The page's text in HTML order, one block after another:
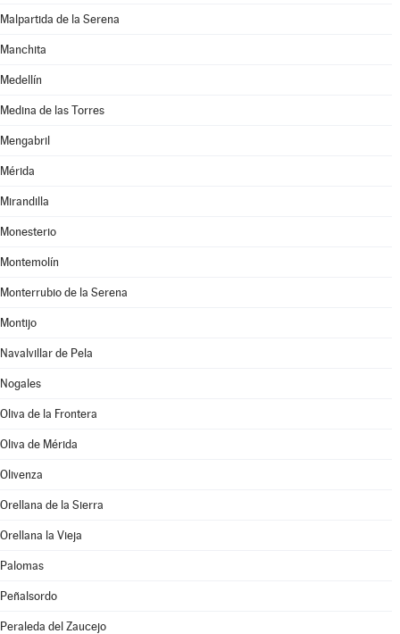
Malpartida de la Serena
Manchita
Medellín
Medina de las Torres
Mengabril
Mérida
Mirandilla
Monesterio
Montemolín
Monterrubio de la Serena
Montijo
Navalvillar de Pela
Nogales
Oliva de la Frontera
Oliva de Mérida
Olivenza
Orellana de la Sierra
Orellana la Vieja
Palomas
Peñalsordo
Peraleda del Zaucejo